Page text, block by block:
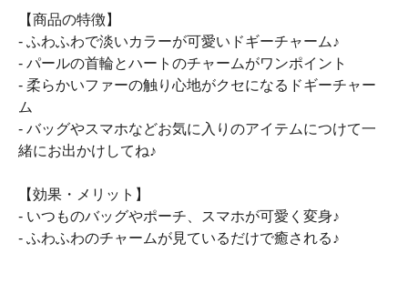
【商品の特徴】
- ふわふわで淡いカラーが可愛いドギーチャーム♪
- パールの首輪とハートのチャームがワンポイント
- 柔らかいファーの触り心地がクセになるドギーチャー
ム
- バッグやスマホなどお気に入りのアイテムにつけて一
緒にお出かけしてね♪
【効果・メリット】
- いつものバッグやポーチ、スマホが可愛く変身♪
- ふわふわのチャームが見ているだけで癒される♪